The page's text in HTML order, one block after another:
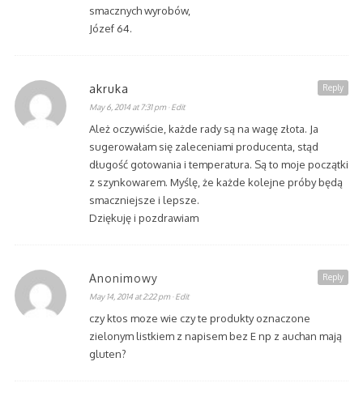
smacznych wyrobów,
Józef 64.
akruka
May 6, 2014 at 7:31 pm · Edit
Ależ oczywiście, każde rady są na wagę złota. Ja
sugerowałam się zaleceniami producenta, stąd
długość gotowania i temperatura. Są to moje początki
z szynkowarem. Myślę, że każde kolejne próby będą
smaczniejsze i lepsze.
Dziękuję i pozdrawiam
Reply
Anonimowy
May 14, 2014 at 2:22 pm · Edit
czy ktos moze wie czy te produkty oznaczone
zielonym listkiem z napisem bez E np z auchan mają
gluten?
Reply